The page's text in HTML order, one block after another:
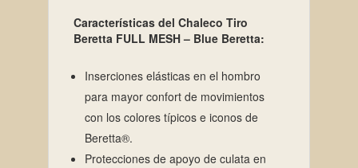
Características del Chaleco Tiro
Beretta FULL MESH – Blue Beretta:
Inserciones elásticas en el hombro
para mayor confort de movimientos
con los colores típicos e iconos de
Beretta®.
Protecciones de apoyo de culata en